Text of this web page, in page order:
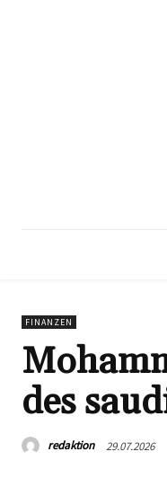
FINANZEN
des
redaktion 29.07.2026